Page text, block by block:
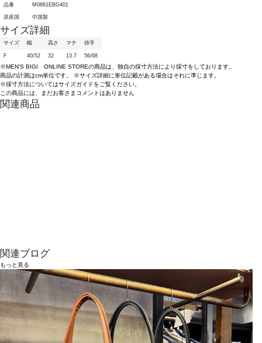
品番 M0861EBG401
原産国 中国製
サイズ詳細
サイズ 幅 高さ マチ 持手
F 40/52 32 13.7 56/68
※MEN'S BIGI ONLINE STOREの商品は、独自の採寸方法により採寸をしております。
商品の計測はcm単位です。 ※サイズ詳細に単位記載がある場合はそれに準じます。
※採寸方法についてはサイズガイドをご覧ください。
この商品には、まだお客さまコメントはありません
関連商品
関連ブログ
もっと 見る